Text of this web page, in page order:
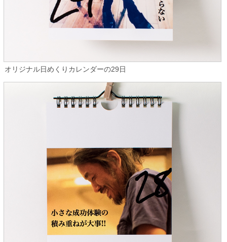
オリジナル日めくりカレンダーの29日